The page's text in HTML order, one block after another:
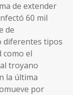
de extender
60 mil
de
diferentes tipos
como el
troyano
la última
por